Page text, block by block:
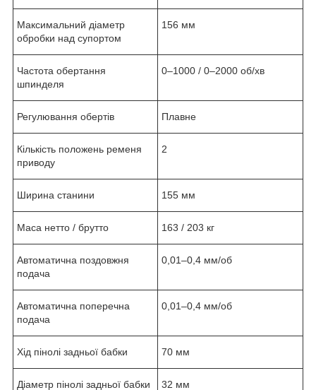
Максимальний діаметр
обробки над супортом
156 мм
Частота обертання
шпинделя
0–1000 / 0–2000 об/хв
Регулювання обертів Плавне
Кількість положень ременя
приводу
2
Ширина станини 155 мм
Маса нетто / брутто 163 / 203 кг
Автоматична поздовжня
подача
0,01–0,4 мм/об
Автоматична поперечна
подача
0,01–0,4 мм/об
Хід пінолі задньої бабки 70 мм
Діаметр пінолі задньої бабки 32 мм